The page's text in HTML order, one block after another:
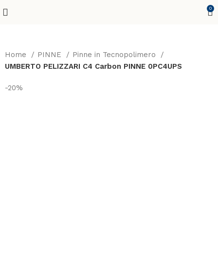
0
Home PINNE
Pinne in Tecnopolimero
UMBERTO PELIZZARI C4 Carbon PINNE 0PC4UPS
-20%